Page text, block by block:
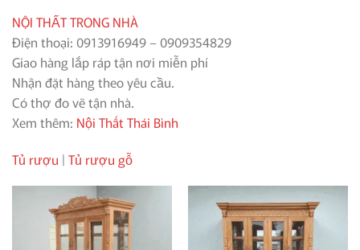
NỘI THẤT TRONG NHÀ
Điện thoại: 0913916949 – 0909354829
Giao hàng lắp ráp tận nơi miễn phí
Nhận đặt hàng theo yêu cầu.
Có thợ đo vẽ tận nhà.
Xem thêm: Nội Thất Thái Bình
Tủ rượu | Tủ rượu gỗ